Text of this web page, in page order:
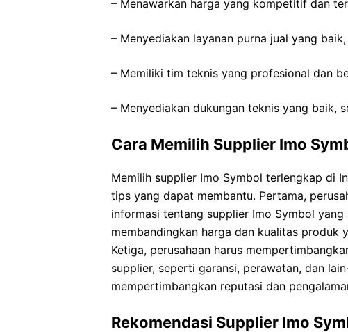
– Menawarkan harga yang kompetitif dan
– Menyediakan layanan purna jual yang
– Memiliki tim teknis yang profesional dan
– Menyediakan dukungan teknis yang baik,
Cara Memilih Supplier Imo
Memilih supplier Imo Symbol terlengkap di
tips yang dapat membantu. Pertama,
informasi tentang supplier Imo Symbol yang
membandingkan harga dan kualitas produk
Ketiga, perusahaan harus
supplier, seperti garansi, perawatan, dan
mempertimbangkan reputasi dan
Rekomendasi Supplier Imo